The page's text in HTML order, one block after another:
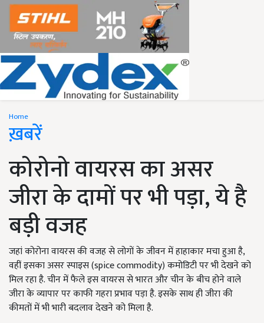
Home
ख़बरें
कोरोनो वायरस का असर
जीरा के दामों पर भी पड़ा, ये है
बड़ी वजह
जहां कोरोना वायरस की वजह से लोगों के जीवन में हाहाकार मचा हुआ है,
वहीं इसका असर स्पाइस (spice commodity) कमोडिटी पर भी देखने को
मिल रहा है. चीन में फैले इस वायरस से भारत और चीन के बीच होने वाले
जीरा के व्यापार पर काफी गहरा प्रभाव पड़ा है. इसके साथ ही जीरा की
कीमतों में भी भारी बदलाव देखने को मिला है.